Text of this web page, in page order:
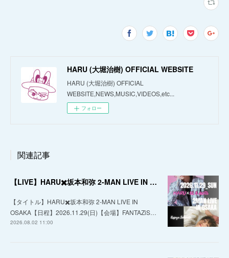
HARU (大堀治樹) OFFICIAL WEBSITE
HARU (大堀治樹) OFFICIAL
WEBSITE,NEWS,MUSIC,VIDEOS,etc...
フォロー
関連記事
【LIVE】HARU✖️坂本和弥 2-MAN LIVE IN OSAKA
【タイトル】HARU✖️坂本和弥 2-MAN LIVE IN
OSAKA【日程】2026.11.29(日)【会場】FANTAZiS…
2026.08.02 11:00